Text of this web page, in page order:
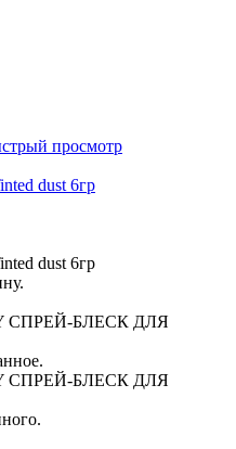
просмотр
dust 6гр
dust 6гр
СПРЕЙ-БЛЕСК ДЛЯ
СПРЕЙ-БЛЕСК ДЛЯ